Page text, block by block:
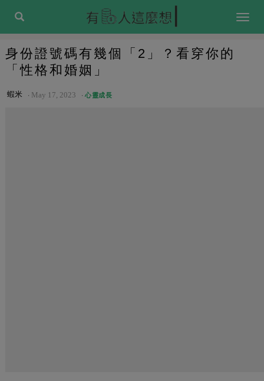
身份證號碼有幾個「2」？看穿你的
「性格和婚姻」
蝦米 May 17, 2023 心靈成長